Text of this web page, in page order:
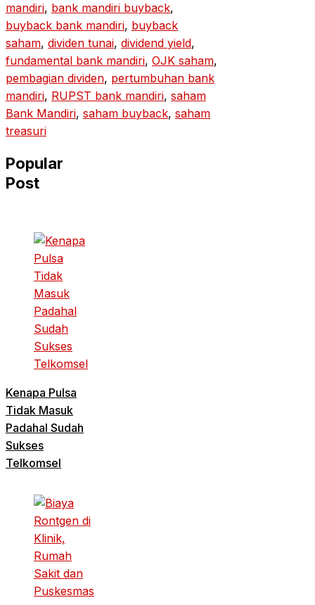
mandiri, bank mandiri buyback
buyback bank mandiri, buyback
saham, dividen tunai, dividend yield
fundamental bank mandiri, OJK saham
pembagian dividen, pertumbuhan bank
mandiri, RUPST bank mandiri, saham
Bank Mandiri, saham buyback, saham
treasuri
Popular
Post
Kenapa Pulsa
Tidak Masuk
Padahal Sudah
Sukses
Telkomsel